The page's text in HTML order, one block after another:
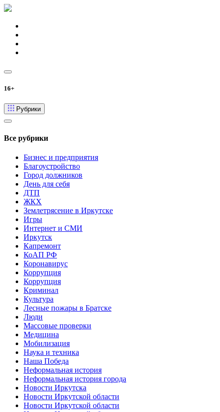
16+
Рубрики
Все рубрики
Бизнес и предприятия
Благоустройство
Город должников
День для себя
ДТП
ЖКХ
Землетрясение в Иркутске
Игры
Интернет и СМИ
Иркутск
Капремонт
КоАП РФ
Коронавирус
Коррупция
Коррупция
Криминал
Культура
Лесные пожары в Братске
Люди
Массовые проверки
Медицина
Мобилизация
Наука и техника
Наша Победа
Неформальная история
Неформальная история города
Новости Иркутска
Новости Иркутской области
Новости Иркутской области